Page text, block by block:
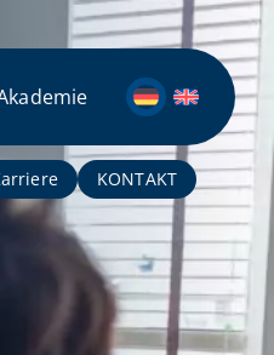
KONTAKT